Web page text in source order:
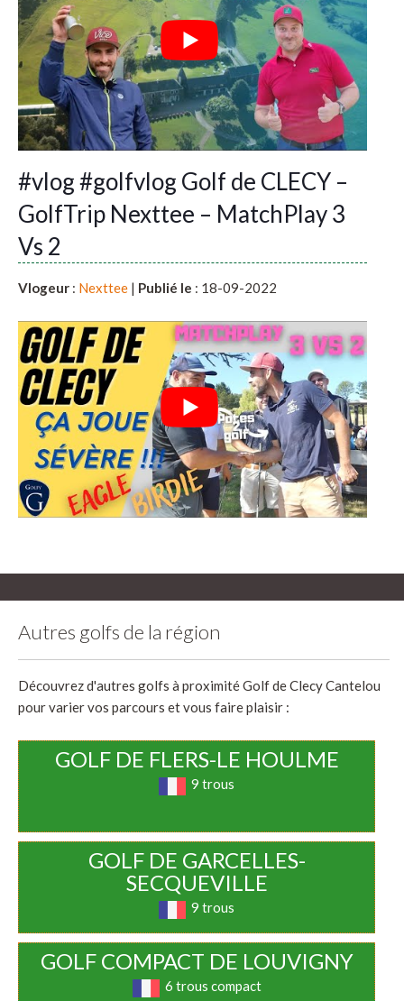
#vlog #golfvlog Golf de CLECY –
GolfTrip Nexttee – MatchPlay 3
Vs 2
Vlogeur : Nexttee | Publié le : 18-09-2022
Autres golfs de la région
Découvrez d'autres golfs à proximité Golf de Clecy Cantelou
pour varier vos parcours et vous faire plaisir :
GOLF DE FLERS-LE HOULME
9 trous
GOLF DE GARCELLES-
SECQUEVILLE
9 trous
GOLF COMPACT DE LOUVIGNY
6 trous compact